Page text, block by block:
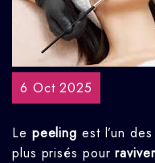
6 Oct 2025
Le peeling est l’un
plus prisés pour